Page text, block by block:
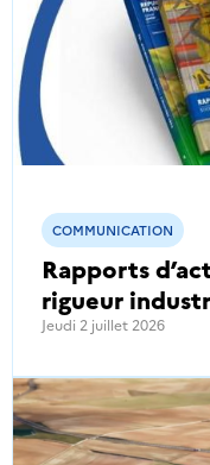
Rapports
rigueur
COMMUNICATION
Jeudi 2 juillet 2026